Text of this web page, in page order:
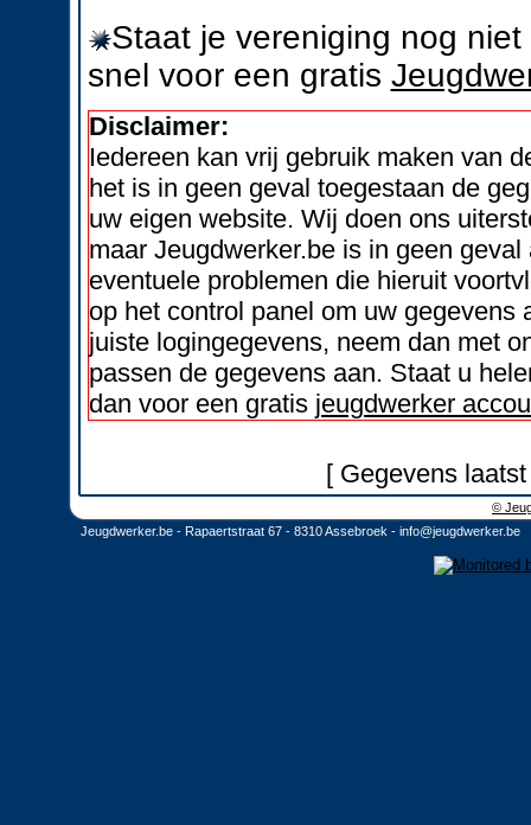
Staat je vereniging nog
snel voor een gratis
Disclaimer:
Iedereen kan vrij gebruik maken van
het is in geen geval toegestaan de
uw eigen website. Wij doen ons
maar Jeugdwerker.be is in geen
eventuele problemen die hieruit
op het control panel om uw
juiste logingegevens, neem dan met
passen de gegevens aan. Staat u
dan voor een gratis jeugdwerker
[ Gegevens
©
Jeugdwerker.be - Rapaertstraat 67 - 8310 Assebroek - info@jeugdwerker.be